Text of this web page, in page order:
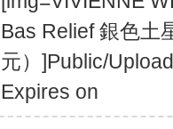
Bas Relief 銀色土
元）]Public/
Expires on